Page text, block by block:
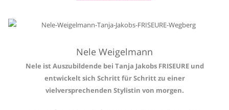
Nele Weigelmann
Nele ist Auszubildende bei Tanja Jakobs FRISEURE und
entwickelt sich Schritt für Schritt zu einer
vielversprechenden Stylistin von morgen.